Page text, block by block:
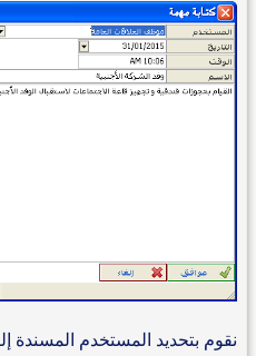
نقوم بتحديد المستخدم المسندة